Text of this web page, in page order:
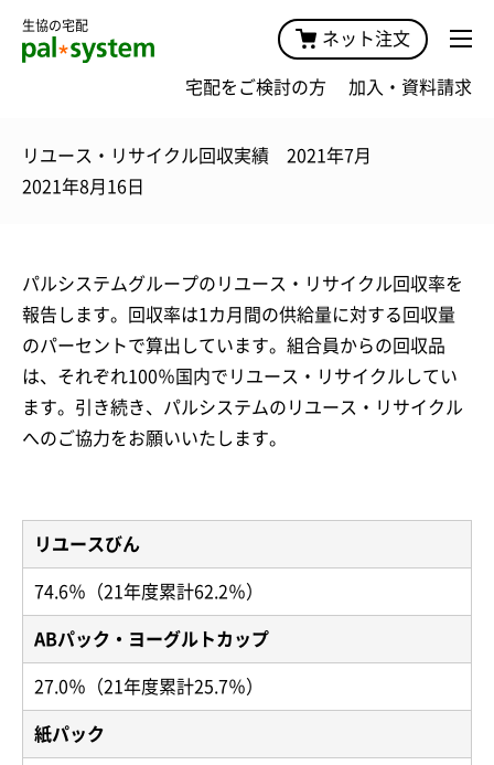
生協の宅配
ネット注文
宅配をご検討の方 加入・資料請求
リユース・リサイクル回収実績 2021年7月
2021年8月16日
パルシステムグループのリユース・リサイクル回収率を
報告します。回収率は1カ月間の供給量に対する回収量
のパーセントで算出しています。組合員からの回収品
は、それぞれ100％国内でリユース・リサイクルしてい
ます。引き続き、パルシステムのリユース・リサイクル
へのご協力をお願いいたします。
リユースびん
74.6％（21年度累計62.2％）
ABパック・ヨーグルトカップ
27.0％（21年度累計25.7％）
紙パック